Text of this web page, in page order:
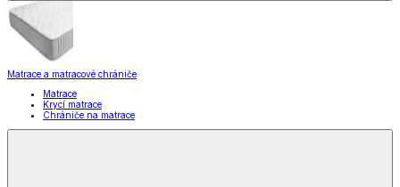
Matrace a matracové chrániče
Matrace
Krycí matrace
Chrániče na matrace